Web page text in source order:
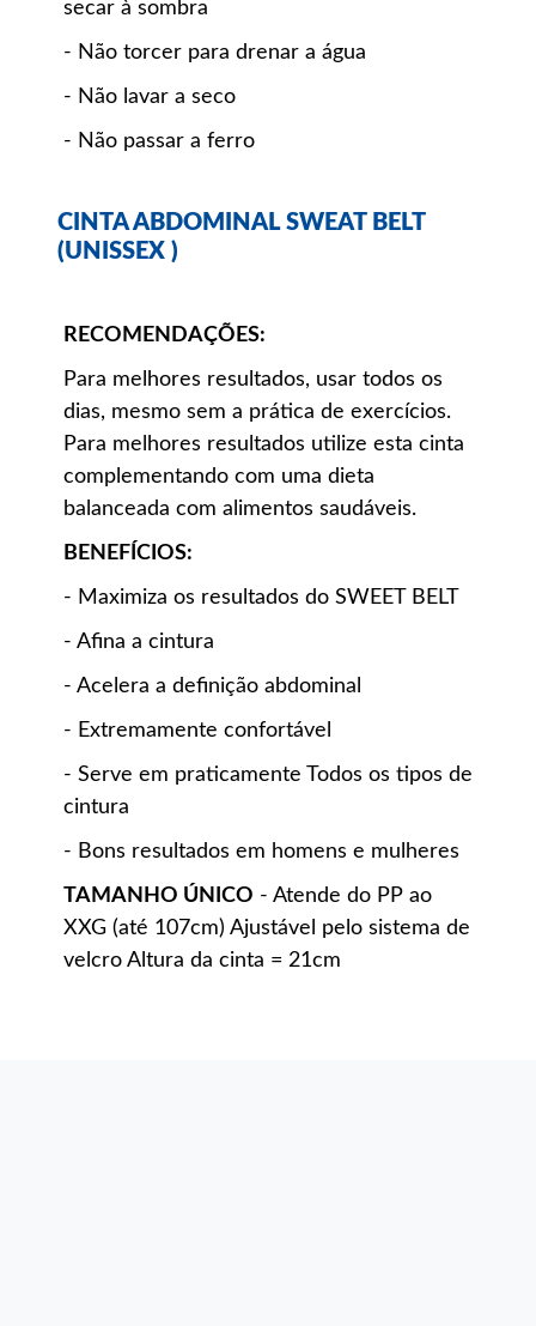
secar à sombra
- Não torcer para drenar a água
- Não lavar a seco
- Não passar a ferro
CINTA ABDOMINAL SWEAT BELT
(UNISSEX )
RECOMENDAÇÕES:
Para melhores resultados, usar todos os
dias, mesmo sem a prática de exercícios.
Para melhores resultados utilize esta cinta
complementando com uma dieta
balanceada com alimentos saudáveis.
BENEFÍCIOS:
- Maximiza os resultados do SWEET BELT
- Afina a cintura
- Acelera a definição abdominal
- Extremamente confortável
- Serve em praticamente Todos os tipos de
cintura
- Bons resultados em homens e mulheres
TAMANHO ÚNICO - Atende do PP ao
XXG (até 107cm) Ajustável pelo sistema de
velcro Altura da cinta = 21cm